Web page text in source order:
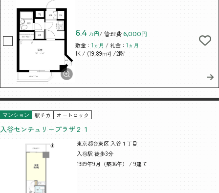
6.4 万円/ 管理費 6,000円
敷金：1ヵ月 / 礼金：1ヵ月
1K / (19.89m²) /2階
マンション 駅チカ オートロック
入谷センチュリープラザ２１
東京都台東区 入谷１丁目
入谷駅 徒歩3分
1989年9月（築36年） / 9建て